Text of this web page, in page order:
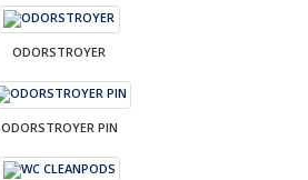
ODORSTROYER
ODORSTROYER PIN